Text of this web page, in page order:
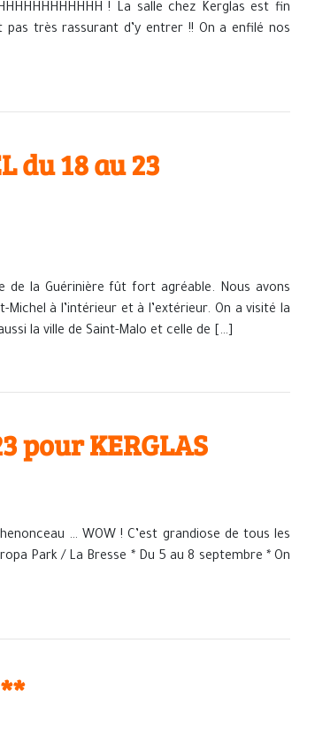
! La salle chez Kerglas est fin
très rassurant d’y entrer !! On a enfilé nos
du 18 au 23
de la Guérinière fût fort agréable. Nous avons
Michel à l’intérieur et à l’extérieur. On a visité la
la ville de Saint-Malo et celle de […]
pour KERGLAS
… WOW ! C’est grandiose de tous les
Park / La Bresse * Du 5 au 8 septembre * On